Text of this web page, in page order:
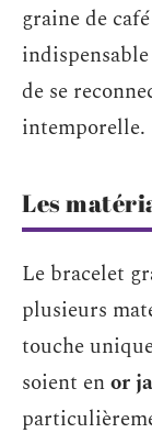
graine de
de se
intemporelle.
Les
Le bracelet
plusieurs
touche
soient enor